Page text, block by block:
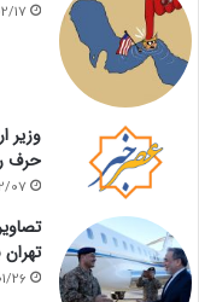
17
وزیر
حرف
07
26